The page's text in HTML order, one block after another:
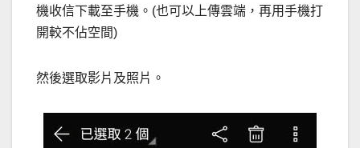
機收信下載至手機。(也可以上傳雲端，再用手機打
開較不佔空間)
然後選取影片及照片。